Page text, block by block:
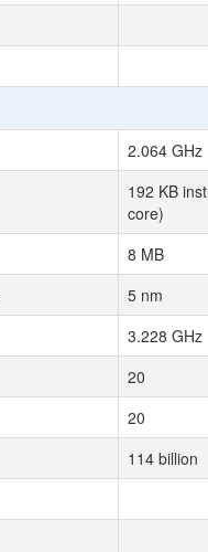
2.064 GHz
192 KB
core)
8 MB
5 nm
3.228 GHz
20
20
114 billion